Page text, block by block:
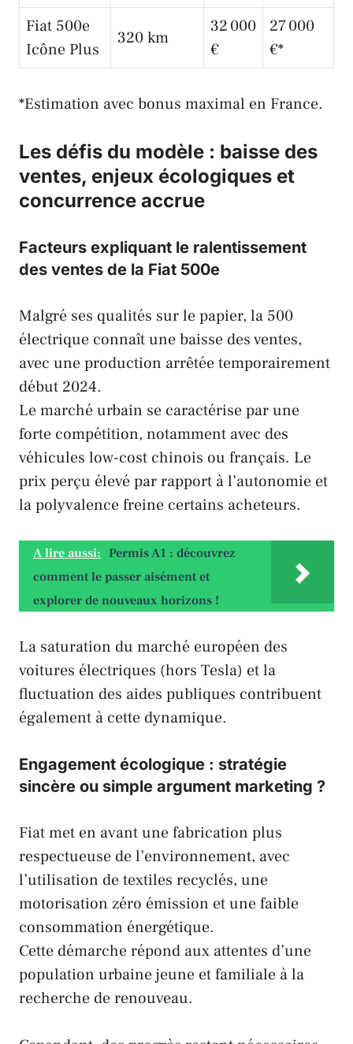
Fiat 500e
Icône Plus
320 km
32 000
€
27 000
€*
*Estimation avec bonus maximal en France.
Les défis du modèle : baisse des
ventes, enjeux écologiques et
concurrence accrue
Facteurs expliquant le ralentissement
des ventes de la Fiat 500e
Malgré ses qualités sur le papier, la 500
électrique connaît une baisse des ventes,
avec une production arrêtée temporairement
début 2024.
Le marché urbain se caractérise par une
forte compétition, notamment avec des
véhicules low-cost chinois ou français. Le
prix perçu élevé par rapport à l’autonomie et
la polyvalence freine certains acheteurs.
A lire aussi: Permis A1 : découvrez
comment le passer aisément et
explorer de nouveaux horizons !
La saturation du marché européen des
voitures électriques (hors Tesla) et la
fluctuation des aides publiques contribuent
également à cette dynamique.
Engagement écologique : stratégie
sincère ou simple argument marketing ?
Fiat met en avant une fabrication plus
respectueuse de l’environnement, avec
l’utilisation de textiles recyclés, une
motorisation zéro émission et une faible
consommation énergétique.
Cette démarche répond aux attentes d’une
population urbaine jeune et familiale à la
recherche de renouveau.